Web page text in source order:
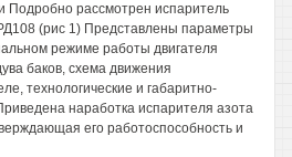
Подробно рассмотрен испаритель
(рис 1) Представлены параметры
режиме работы двигателя
баков, схема движения
технологические и габаритно-
наработка испарителя азота
его работоспособность и